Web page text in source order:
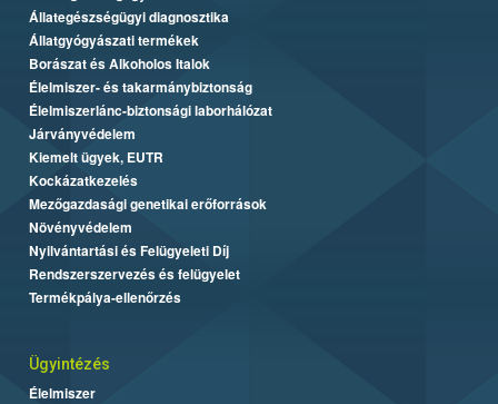
Állategészségügyi diagnosztika
Állatgyógyászati termékek
Borászat és Alkoholos Italok
Élelmiszer- és takarmánybiztonság
Élelmiszerlánc-biztonsági laborhálózat
Járványvédelem
Kiemelt ügyek, EUTR
Kockázatkezelés
Mezőgazdasági genetikai erőforrások
Növényvédelem
Nyilvántartási és Felügyeleti Díj
Rendszerszervezés és felügyelet
Termékpálya-ellenőrzés
Ügyintézés
Élelmiszer